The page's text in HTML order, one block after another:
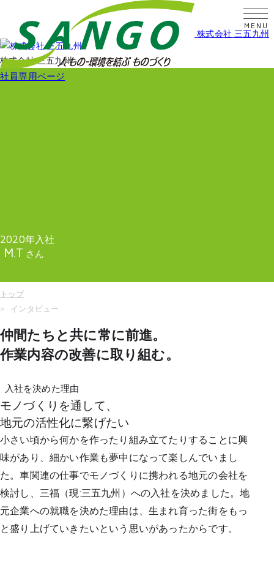
株式会社 三五九州
社員専用ページ
株式会社 三五九州
M.T さん
2020年入社
トップ
インタビュー
仲間たちと共に常に前進。
作業内容の改善に取り組む。
入社を決めた理由
モノづくりを通して、
地元の活性化に繋げたい
小さい頃から何かを作ったり組み立てたりすることに興
味があり、細かい作業も夢中になって楽しんでいまし
た。車関連の仕事でモノづくりに携われる地元の会社を
検討し、三福（現:三五九州）への入社を決めました。地
元企業への就職を決めた理由は、生まれ育った街をもっ
と盛り上げていきたいという思いがあったからです。